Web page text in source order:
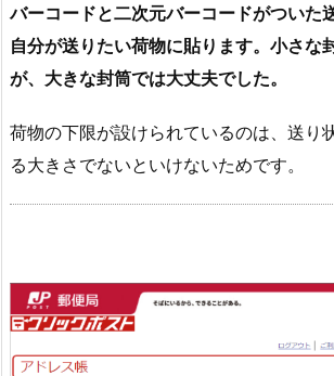
バーコードと二次元バーコードがついた
自分が送りたい荷物に貼ります。小さな
が、大きな封筒では大丈夫でした。
荷物の下限が設けられているのは、送り
る大きさでないといけないためです。